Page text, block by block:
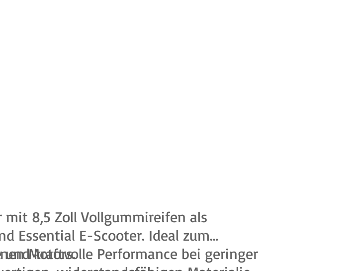
8,5 Zoll Vollgummireifen als
Essential E-Scooter. Ideal zum
Motors.
kraftvolle Performance bei geringer